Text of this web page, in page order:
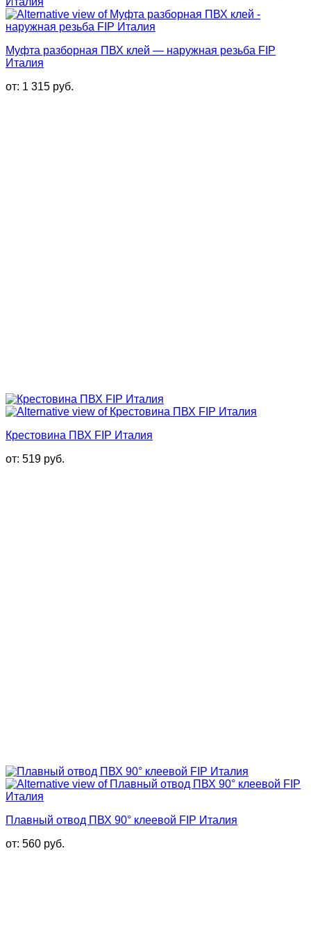
Муфта разборная ПВХ клей — наружная резьба FIP
Италия
от: 1 315 руб.
Крестовина ПВХ FIP Италия
от: 519 руб.
Плавный отвод ПВХ 90° клеевой FIP Италия
от: 560 руб.